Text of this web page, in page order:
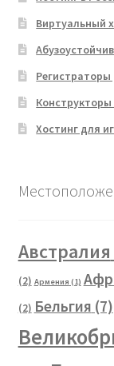
Виртуальный
Конструкторы
Хостинг для
Австралия
(2) Армения (1)
(2) Бельгия (7)